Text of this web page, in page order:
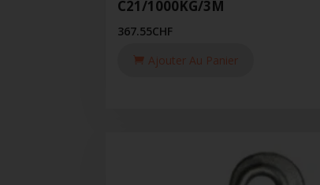
C21/1000KG/3M
367.55CHF
Ajouter Au Panier